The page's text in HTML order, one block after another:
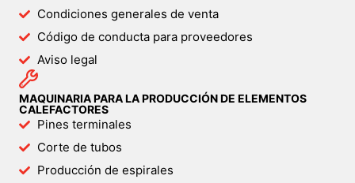
Condiciones generales de venta
Código de conducta para proveedores
Aviso legal
MAQUINARIA PARA LA PRODUCCIÓN DE ELEMENTOS
CALEFACTORES
Pines terminales
Corte de tubos
Producción de espirales